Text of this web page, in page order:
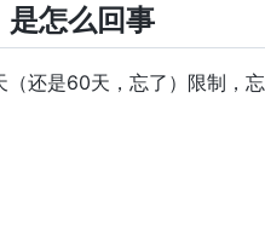
是怎么回事
还是60天，忘了）限制，